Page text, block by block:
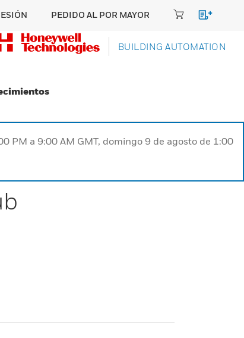
PEDIDO AL POR MAYOR
BUILDING AUTOMATION
PM a 9:00 AM GMT, domingo 9 de agosto de 1:00